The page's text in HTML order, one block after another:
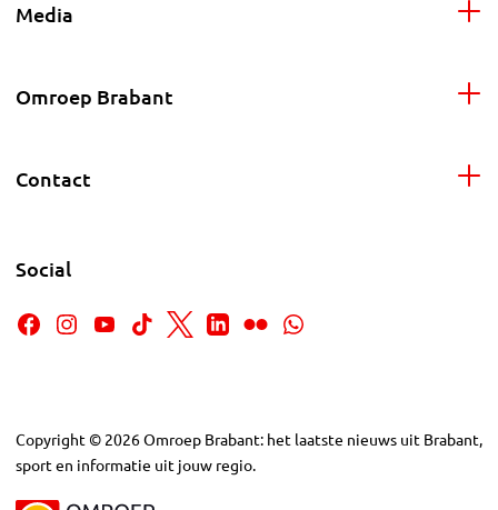
Media
Omroep Brabant
Contact
Social
Copyright © 2026Omroep Brabant: het laatste nieuws uit Brabant,
sport en informatie uit jouw regio.